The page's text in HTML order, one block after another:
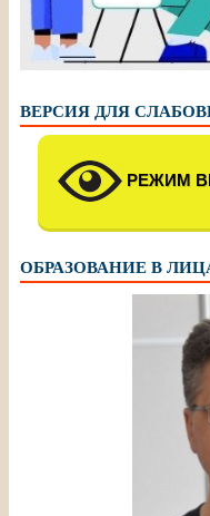
ВЕРСИЯ ДЛЯ
РЕЖИМ
ОБРАЗОВАНИЕ В